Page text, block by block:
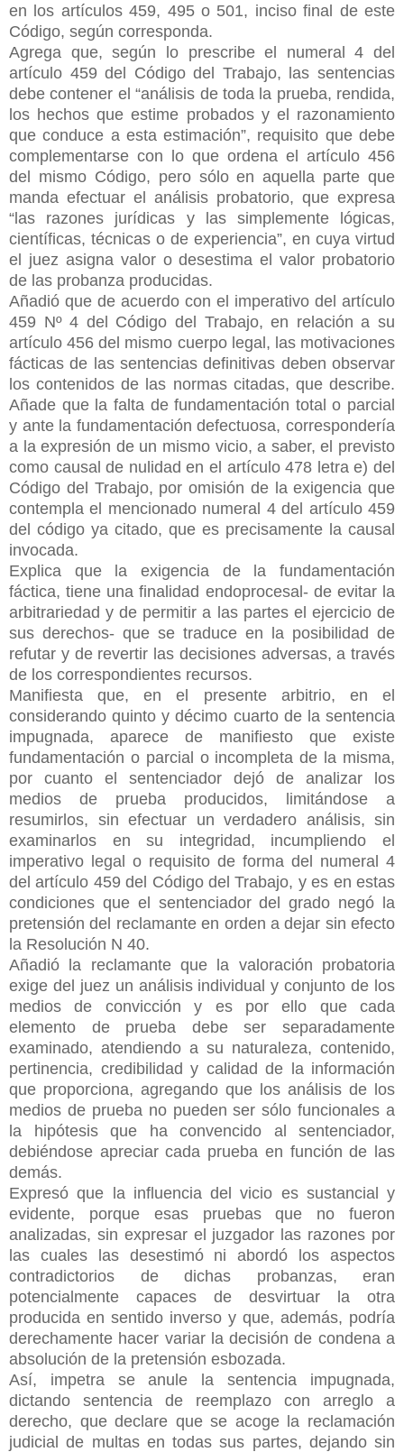
en los artículos 459, 495 o 501, inciso final de este
Código, según corresponda.
Agrega que, según lo prescribe el numeral 4 del
artículo 459 del Código del Trabajo, las sentencias
debe contener el “análisis de toda la prueba, rendida,
los hechos que estime probados y el razonamiento
que conduce a esta estimación”, requisito que debe
complementarse con lo que ordena el artículo 456
del mismo Código, pero sólo en aquella parte que
manda efectuar el análisis probatorio, que expresa
“las razones jurídicas y las simplemente lógicas,
científicas, técnicas o de experiencia”, en cuya virtud
el juez asigna valor o desestima el valor probatorio
de las probanza producidas.
Añadió que de acuerdo con el imperativo del artículo
459 Nº 4 del Código del Trabajo, en relación a su
artículo 456 del mismo cuerpo legal, las motivaciones
fácticas de las sentencias definitivas deben observar
los contenidos de las normas citadas, que describe.
Añade que la falta de fundamentación total o parcial
y ante la fundamentación defectuosa, correspondería
a la expresión de un mismo vicio, a saber, el previsto
como causal de nulidad en el artículo 478 letra e) del
Código del Trabajo, por omisión de la exigencia que
contempla el mencionado numeral 4 del artículo 459
del código ya citado, que es precisamente la causal
invocada.
Explica que la exigencia de la fundamentación
fáctica, tiene una finalidad endoprocesal- de evitar la
arbitrariedad y de permitir a las partes el ejercicio de
sus derechos- que se traduce en la posibilidad de
refutar y de revertir las decisiones adversas, a través
de los correspondientes recursos.
Manifiesta que, en el presente arbitrio, en el
considerando quinto y décimo cuarto de la sentencia
impugnada, aparece de manifiesto que existe
fundamentación o parcial o incompleta de la misma,
por cuanto el sentenciador dejó de analizar los
medios de prueba producidos, limitándose a
resumirlos, sin efectuar un verdadero análisis, sin
examinarlos en su integridad, incumpliendo el
imperativo legal o requisito de forma del numeral 4
del artículo 459 del Código del Trabajo, y es en estas
condiciones que el sentenciador del grado negó la
pretensión del reclamante en orden a dejar sin efecto
la Resolución N 40.
Añadió la reclamante que la valoración probatoria
exige del juez un análisis individual y conjunto de los
medios de convicción y es por ello que cada
elemento de prueba debe ser separadamente
examinado, atendiendo a su naturaleza, contenido,
pertinencia, credibilidad y calidad de la información
que proporciona, agregando que los análisis de los
medios de prueba no pueden ser sólo funcionales a
la hipótesis que ha convencido al sentenciador,
debiéndose apreciar cada prueba en función de las
demás.
Expresó que la influencia del vicio es sustancial y
evidente, porque esas pruebas que no fueron
analizadas, sin expresar el juzgador las razones por
las cuales las desestimó ni abordó los aspectos
contradictorios de dichas probanzas, eran
potencialmente capaces de desvirtuar la otra
producida en sentido inverso y que, además, podría
derechamente hacer variar la decisión de condena a
absolución de la pretensión esbozada.
Así, impetra se anule la sentencia impugnada,
dictando sentencia de reemplazo con arreglo a
derecho, que declare que se acoge la reclamación
judicial de multas en todas sus partes, dejando sin